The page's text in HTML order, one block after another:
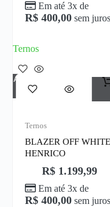
Em até 3x de
R$ 400,00 sem juros
Ternos
Adicionar Ao Carrinho
Ternos
BLAZER OFF WHITE
HENRICO
R$ 1.199,99
Em até 3x de
R$ 400,00 sem juros